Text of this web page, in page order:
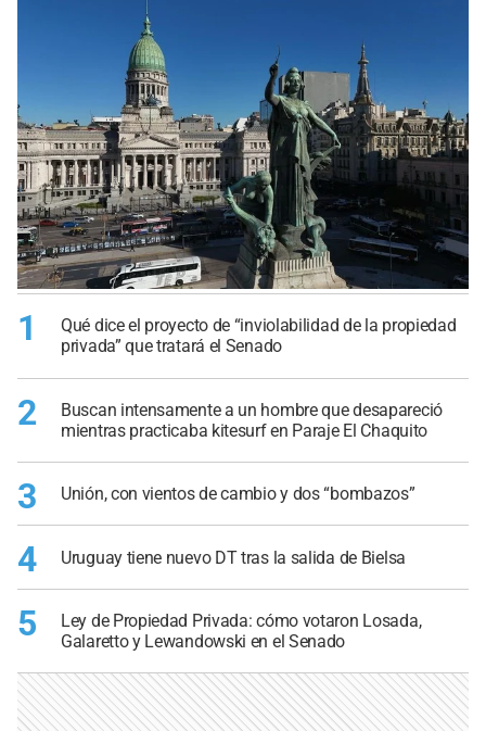
1
Qué dice el proyecto de “inviolabilidad de la propiedad
privada” que tratará el Senado
2
Buscan intensamente a un hombre que desapareció
mientras practicaba kitesurf en Paraje El Chaquito
3 Unión, con vientos de cambio y dos “bombazos”
4 Uruguay tiene nuevo DT tras la salida de Bielsa
5
Ley de Propiedad Privada: cómo votaron Losada,
Galaretto y Lewandowski en el Senado